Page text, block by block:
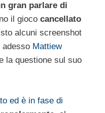
gran parlare di
il gioco cancellato
alcuni screenshot
adesso Mattiew
la questione sul suo
ed è in fase di